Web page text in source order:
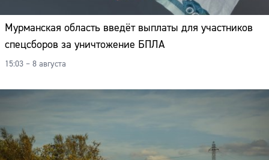
Мурманская область введёт выплаты для участников
спецсборов за уничтожение БПЛА
15:03 – 8 августа